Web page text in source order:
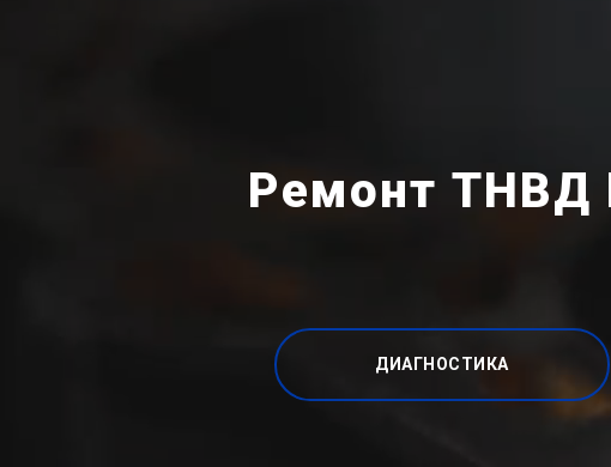
Ремонт ТНВД
ДИАГНОСТИКА